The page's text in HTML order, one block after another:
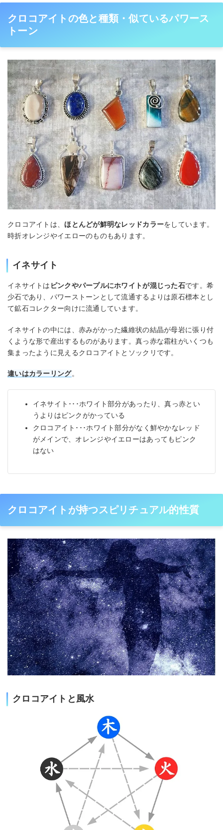
クロコアイトの色と種類・似ているパワース
トーン
クロコアイトは、ほとんどが鮮明なレッドカラーをしています。
時折オレンジやイエローのものもあります。
イネサイト
イネサイトは ピンクやパープルにホワイトが混じった石です。希
少石であり、パワーストーンとして流通するよりは原石標本とし
て鉱石コレクター向けに流通しています。
イネサイトの中には、赤みがかった繊維状の結晶が母岩に張り付
くような形で産出するものがあります。真っ赤な霜柱がいくつも
集まったように見えるクロコアイトとソックリです。
違いはカラーリング。
イネサイト･･･ホワイト部分があったり、真っ赤とい
うよりはピンクがかっている
クロコアイト･･･ホワイト部分がなく鮮やかなレッド
がメインで、オレンジやイエローはあってもピンク
はない
クロコアイトが持つスピリチュアル的性質
クロコアイトと風水